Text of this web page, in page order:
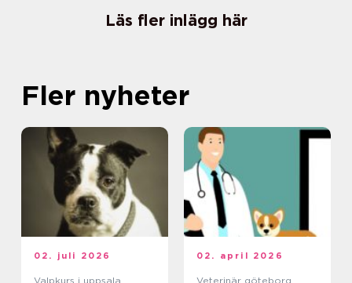
Läs fler inlägg här
Fler nyheter
02. juli 2026
Valpkurs i uppsala
02. april 2026
Veterinär göteborg